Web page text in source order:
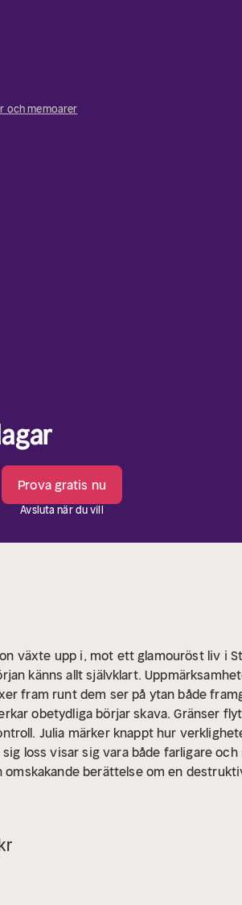
och memoarer
Prova gratis nu
Avsluta när du vill
växte upp i, mot ett glamouröst liv i
känns allt självklart.
fram runt dem ser på ytan både
obetydliga börjar skava. Gränser
Julia märker knappt hur
loss visar sig vara både farligare
omskakande berättelse om en